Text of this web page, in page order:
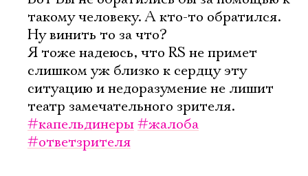
такому человеку. А кто-то обратился.
Ну винить то за что?
Я тоже надеюсь, что RS не примет
слишком уж близко к сердцу эту
ситуацию и недоразумение не лишит
театр замечательного зрителя.
#капельдинеры#жалоба
#ответзрителя